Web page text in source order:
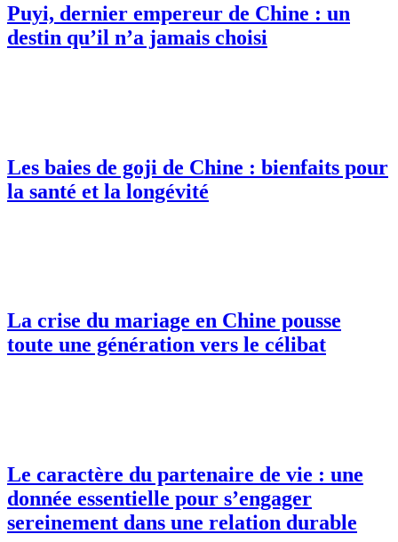
Puyi, dernier empereur de Chine : un
destin qu’il n’a jamais choisi
Les baies de goji de Chine : bienfaits pour
la santé et la longévité
La crise du mariage en Chine pousse
toute une génération vers le célibat
Le caractère du partenaire de vie : une
donnée essentielle pour s’engager
sereinement dans une relation durable